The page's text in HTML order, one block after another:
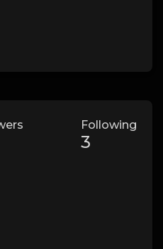
Following
3